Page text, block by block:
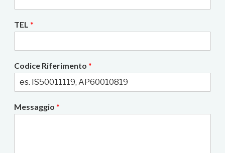
TEL *
Codice Riferimento *
Messaggio *